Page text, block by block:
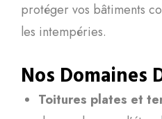
protéger vos bâtiments
les intempéries.
Nos Domaines
Toitures plates et